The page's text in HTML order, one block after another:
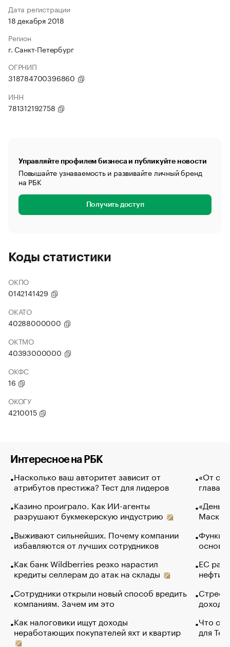
Дата регистрации
18 декабря 2018
Регион
г. Санкт-Петербург
ОГРНИП
318784700396860
ИНН
781312192758
Управляйте профилем бизнеса и публикуйте новости
Повышайте узнаваемость и развивайте личный бренд
на РБК
Получить доступ
Коды статистики
ОКПО
0142141429
ОКАТО
40288000000
ОКТМО
40393000000
ОКФС
16
ОКОГУ
4210015
Интересное на РБК
Насколько ваш авторитет зависит от
атрибутов престижа? Тест для лидеров
Казино проиграло. Как ИИ-агенты
разрушают букмекерскую индустрию
Выживают сильнейших. Почему компании
избавляются от лучших сотрудников
Как банк Wildberries резко нарастил
кредиты селлерам до атак на склады
Сотрудники открыли новый способ вредить
компаниям. Зачем им это
Как налоговики ищут доходы
неработающих покупателей яхт и квартир
«От
глава
Маск в
основ
ЕС
нефти
Что
для